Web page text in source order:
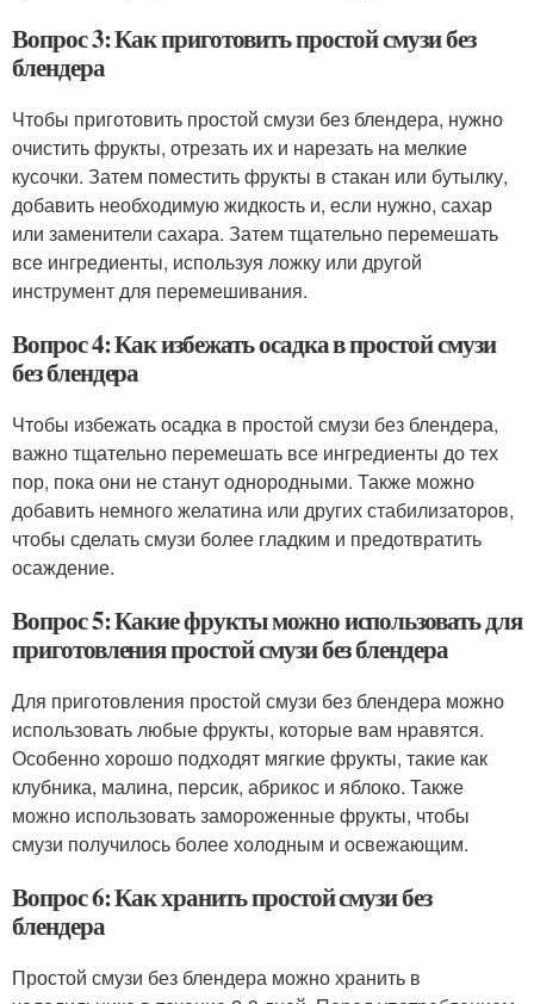
Вопрос 3: Как приготовить простой смузи без
блендера
Чтобы приготовить простой смузи без блендера, нужно
очистить фрукты, отрезать их и нарезать на мелкие
кусочки. Затем поместить фрукты в стакан или бутылку,
добавить необходимую жидкость и, если нужно, сахар
или заменители сахара. Затем тщательно перемешать
все ингредиенты, используя ложку или другой
инструмент для перемешивания.
Вопрос 4: Как избежать осадка в простой смузи
без блендера
Чтобы избежать осадка в простой смузи без блендера,
важно тщательно перемешать все ингредиенты до тех
пор, пока они не станут однородными. Также можно
добавить немного желатина или других стабилизаторов,
чтобы сделать смузи более гладким и предотвратить
осаждение.
Вопрос 5: Какие фрукты можно использовать для
приготовления простой смузи без блендера
Для приготовления простой смузи без блендера можно
использовать любые фрукты, которые вам нравятся.
Особенно хорошо подходят мягкие фрукты, такие как
клубника, малина, персик, абрикос и яблоко. Также
можно использовать замороженные фрукты, чтобы
смузи получилось более холодным и освежающим.
Вопрос 6: Как хранить простой смузи без
блендера
Простой смузи без блендера можно хранить в